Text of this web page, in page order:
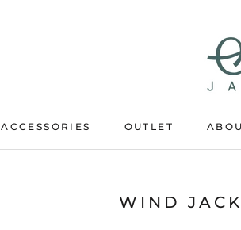
ACCESSORIES
OUTLET
WIND